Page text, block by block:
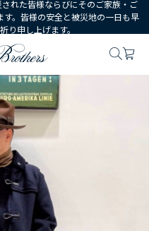
れた皆様ならびにそのご家族・ご
。皆様の安全と被災地の一日も早
り申し上げます。
ート詳細